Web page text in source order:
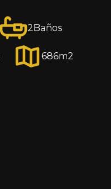
2Baños
686m2